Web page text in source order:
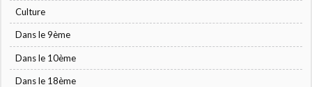
Culture
Dans le 9ème
Dans le 10ème
Dans le 18ème